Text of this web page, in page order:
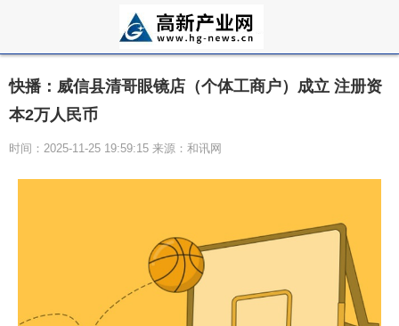
快播：威信县清哥眼镜店（个体工商户）成立 注册资
本2万人民币
时间：2025-11-25 19:59:15 来源：和讯网